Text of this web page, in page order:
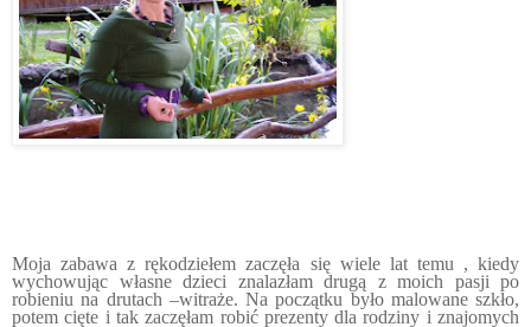
Moja zabawa z rękodziełem zaczęła się wiele lat temu , kiedy
wychowując własne dzieci znalazłam drugą z moich pasji po
robieniu na drutach –witraże. Na początku było malowane szkło,
potem cięte i tak zaczęłam robić prezenty dla rodziny i znajomych